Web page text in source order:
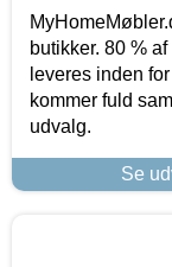
butikker. 80 %
leveres inden
kommer fuld
udvalg.
Se